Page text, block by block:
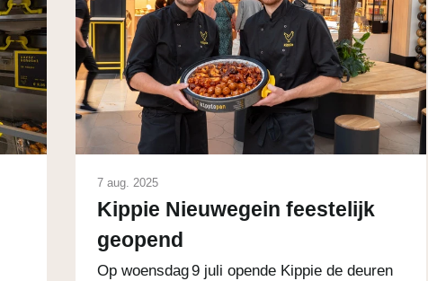
7 aug. 2025
Kippie Nieuwegein feestelijk
geopend
Op woensdag 9 juli opende Kippie de deuren